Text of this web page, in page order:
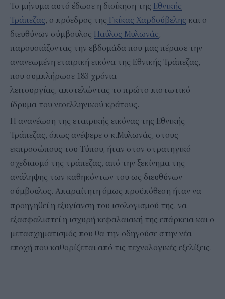
Το μήνυμα αυτό έδωσε η διοίκηση της Εθνικής
Τράπεζας, ο πρόεδρος της Γκίκας Χαρδούβελης και ο
διευθύνων σύμβουλος Παύλος Μυλωνάς,
παρουσιάζοντας την εβδομάδα που μας πέρασε την
ανανεωμένη εταιρική εικόνα της Εθνικής Τράπεζας,
που συμπλήρωσε 183 χρόνια
λειτουργίας, αποτελώντας το πρώτο πιστωτικό
ίδρυμα του νεοελληνικού κράτους.
Η ανανέωση της εταιρικής εικόνας της Εθνικής
Τράπεζας, όπως ανέφερε ο κ.Μυλωνάς, στους
εκπροσώπους του Τύπου, ήταν στον στρατηγικό
σχεδιασμό της τράπεζας, από την ξεκίνημα της
ανάληψης των καθηκόντων του ως διευθύνων
σύμβουλος. Απαραίτητη όμως προϋπόθεση ήταν να
προηγηθεί η εξυγίανση του ισολογισμού της, να
εξασφαλιστεί η ισχυρή κεφαλαιακή της επάρκεια και ο
μετασχηματισμός που θα την οδηγούσε στην νέα
εποχή που καθορίζεται από τις τεχνολογικές εξελίξεις.